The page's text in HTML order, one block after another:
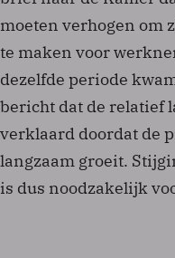
moeten verhogen om
te maken voor
dezelfde periode
bericht dat de relatief
verklaard doordat de
langzaam groeit.
is dus noodzakelijk